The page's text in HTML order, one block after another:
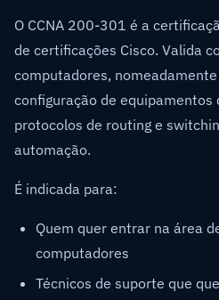
O CCNA 200-301 é a
de certificações Cisco. Valida
computadores,
configuração de equipamentos
protocolos de routing e
automação.
É indicada para:
Quem quer entrar na área
computadores
Técnicos de suporte que